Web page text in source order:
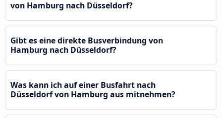
von Hamburg nach Düsseldorf?
Gibt es eine direkte Busverbindung von
Hamburg nach Düsseldorf?
Was kann ich auf einer Busfahrt nach
Düsseldorf von Hamburg aus mitnehmen?